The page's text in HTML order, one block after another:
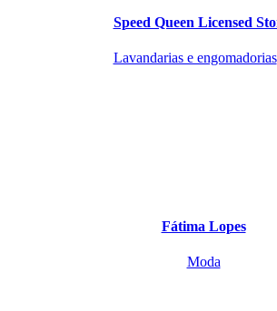
Speed Queen Licensed
Lavandarias e engomadorias
Fátima Lopes
Moda